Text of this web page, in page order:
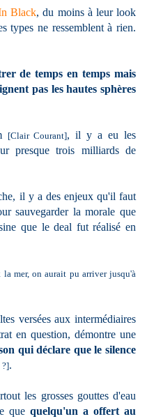
Black, du moins à leur look
types ne ressemblent à rien.
de temps en temps mais
pas les hautes sphères
[Clair Courant], il y a eu les
presque trois milliards de
il y a des enjeux qu'il faut
sauvegarder la morale que
que le deal fut réalisé en
mer, on aurait pu arriver jusqu'à
versées aux intermédiaires
en question, démontre une
qui déclare que le silence
?].
les grosses gouttes d'eau
quequelqu'un a offert au